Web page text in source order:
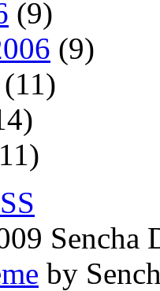
(9)
(9)
(11)
Sencha
by